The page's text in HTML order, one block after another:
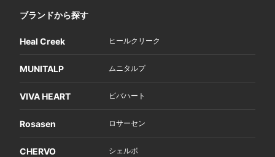
ブランドから探す
Heal Creek ヒールクリーク
MUNITALP ムニタルプ
VIVA HEART ビバハート
Rosasen ロサーセン
CHERVO シェルボ